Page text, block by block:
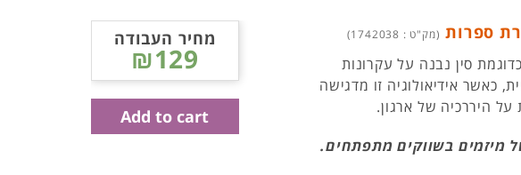
ספרות (מק"ט : 1742038)
סין נבנה על עקרונות
כאשר אידיאולוגיה זו מדגישה
על היררכיה של ארגון.
מיזמים בשווקים מתפתחים.
מחיר העבודה
₪129
Add to cart